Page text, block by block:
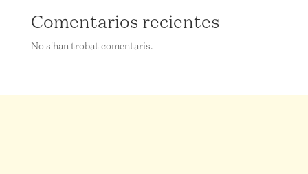
Comentarios recientes
No s'han trobat comentaris.